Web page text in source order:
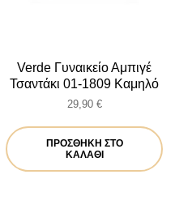
Verde Γυναικείο Αμπιγέ
Τσαντάκι 01-1809 Καμηλό
29,90 €
ΠΡΟΣΘΉΚΗ ΣΤΟ
ΚΑΛΆΘΙ